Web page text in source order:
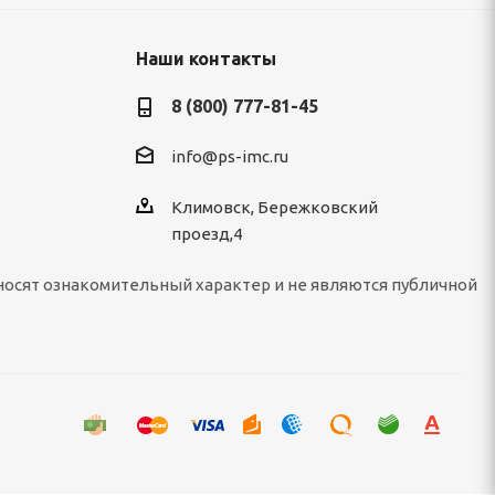
Наши контакты
8 (800) 777-81-45
info@ps-imc.ru
Климовск, Бережковский
проезд,4
ознакомительный характер и не являются публичной